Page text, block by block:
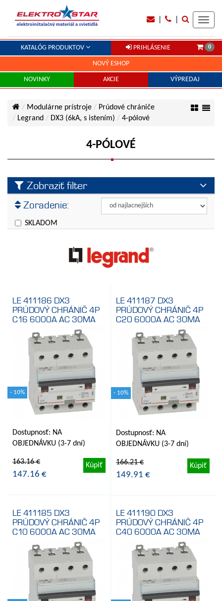
KATALÓG PRODUKTOV PRIHLÁSENIE 0
NOVÝ ESHOP
NOVINKY AKCIE VÝPREDAJ
Modulárne prístroje
Prúdové chrániče
Legrand
DX3 (6kA, s istením) 4-pólové
4-PÓLOVÉ
Zobraziť filter
Výrobca
Veľkosť prúdu
Legrand
Zoradenie:
SKLADOM
LE 411186 DX3
PRÚDOVÝ CHRÁNIČ 4P
C16 6000A AC 30MA
- 10%
Dostupnosť: NA
OBJEDNÁVKU (3-7 dní)
163.16 €
147.16 €
Kúpiť
LE 411187 DX3
PRÚDOVÝ CHRÁNIČ 4P
C20 6000A AC 30MA
- 10%
Dostupnosť: NA
OBJEDNÁVKU (3-7 dní)
166.21 €
149.91 €
Kúpiť
LE 411185 DX3
PRÚDOVÝ CHRÁNIČ 4P
C10 6000A AC 30MA
LE 411190 DX3
PRÚDOVÝ CHRÁNIČ 4P
C40 6000A AC 30MA